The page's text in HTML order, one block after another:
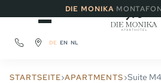
DIE MONIKA·
DE EN NL
STARTSEITE›APARTMENTS›Suite